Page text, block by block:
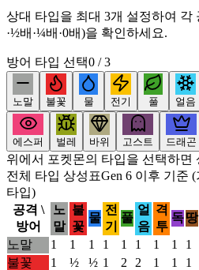
상대 타입을 최대 3개 설정하여 각
·½배·¼배·0배)을 확인하세요.
방어 타입 선택0 / 3
노말 불꽃 물 전기 풀 얼음
에스퍼 벌레 바위 고스트 드래곤
위에서 포켓몬의 타입을 선택하면
전체 타입 상성표Gen 6 이후 기준
타입)
공격 \
방어
노
말
불
꽃
물
전
기
풀
얼
음
격
투
독땅
노말
1 1 1 1 1 1 1 1 1
불꽃
1 ½ ½ 1 2 2 1 1 1